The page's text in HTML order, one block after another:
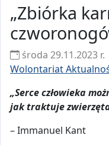
„Zbiórka
środa 29.11.2023
Wolontariat
„Serce człowieka
jak traktuje
– Immanuel Kant